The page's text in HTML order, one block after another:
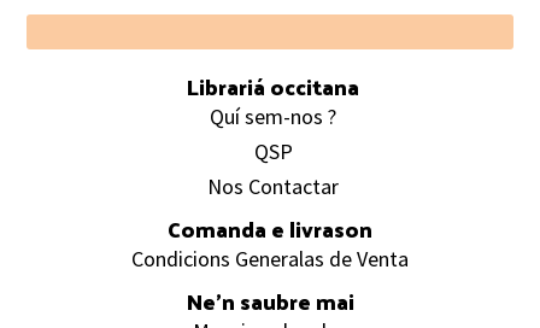
Footer
Librariá occitana
Quí sem-nos ?
QSP
Nos Contactar
Comanda e livrason
Condicions Generalas de Venta
Ne’n saubre mai